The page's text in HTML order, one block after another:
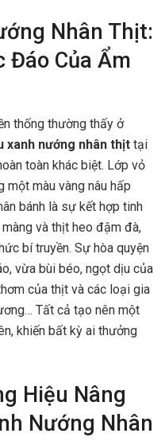
Nhân Thịt:
Đáo Của Ẩm
thống thường thấy ở
xanh nướng nhân thịt tại
toàn khác biệt. Lớp vỏ
một màu vàng nâu hấp
bánh là sự kết hợp tinh
và thịt heo đậm đà,
bí truyền. Sự hòa quyện
vừa bùi béo, ngọt dịu của
của thịt và các loại gia
Tất cả tạo nên một
khiến bất kỳ ai thưởng
Hiệu Nâng
Nướng Nhân